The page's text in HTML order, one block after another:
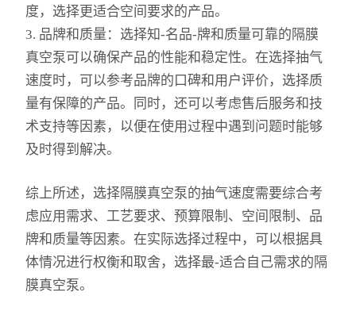
度，选择更适合空间要求的产品。
3. 品牌和质量：选择知-名品-牌和质量可靠的隔膜
真空泵可以确保产品的性能和稳定性。在选择抽气
速度时，可以参考品牌的口碑和用户评价，选择质
量有保障的产品。同时，还可以考虑售后服务和技
术支持等因素，以便在使用过程中遇到问题时能够
及时得到解决。
综上所述，选择隔膜真空泵的抽气速度需要综合考
虑应用需求、工艺要求、预算限制、空间限制、品
牌和质量等因素。在实际选择过程中，可以根据具
体情况进行权衡和取舍，选择最-适合自己需求的隔
膜真空泵。